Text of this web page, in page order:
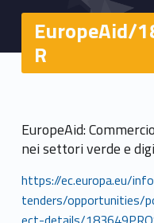
EuropeAid/
R
EuropeAid:
nei settori verde e
https://ec.europa.eu/
tenders/opportunities/